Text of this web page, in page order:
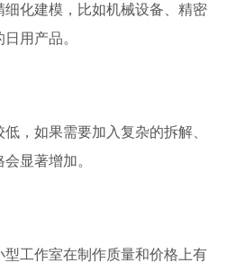
化建模，比如机械设备、精密
用产品。
，如果需要加入复杂的拆解、
显著增加。
工作室在制作质量和价格上有